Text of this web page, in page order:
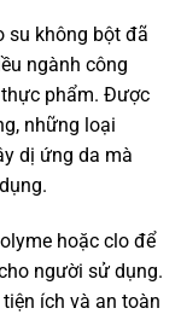
su không bột đã
ngành công
phẩm. Được
những loại
dị ứng da mà
hoặc clo để
người sử dụng.
ích và an toàn